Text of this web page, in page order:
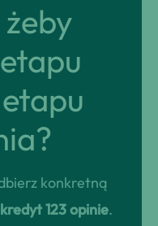
konkretną
kredyt 123 opinie.